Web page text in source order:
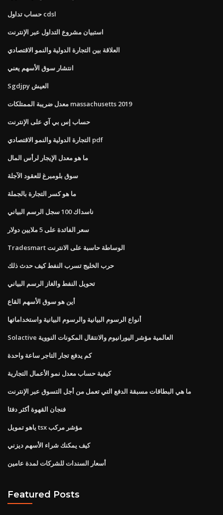
حساب تداول cdsl
استبيان مشروع التداول عبر الإنترنت
العلاقة بين التجارة الدولية والنمو الاقتصادي
انتشار سوق الأسهم يعني
Sgdjpy العيش
معدل ضريبة الممتلكات massachusetts 2019
حساب إس بي آي على الإنترنت
التجارة الدولية والنمو الاقتصادي pdf
ما هو معدل الإيجار لرأس المال
سوق بلومبرغ للعقود الآجلة
ما هو كسر التجارة بالجملة
ناسداك 100 سجل الرسم البياني
سعر الفائدة على 5 ملايين دولار
Tradesmart الوساطة حاسبة على الانترنت
حرب الخليج تسرب النفط كيف حدث ذلك
تحويل النفط والغاز الرسم البياني
أين هو سوق الأسهم القاع
أنواع الرسوم البيانية والرسوم البيانية واستخداماتها
Solactive العالمية مؤشر اليورانيوم والانتقال المكونات النووية
كم يدفع تجار التاجر ساعة واحدة
كيفية حساب معدل نمو الأعمال التجارية
ما هي البطاقات مسبقة الدفع التي تعمل من أجل التسوق عبر الإنترنت
فنجان القهوة أكثر دفئا
ياهو تمويل tsx مؤشر مركب
كيف يمكنك شراء الأسهم ديزني
أسعار السندات للشركات لمدة عامين
Featured Posts